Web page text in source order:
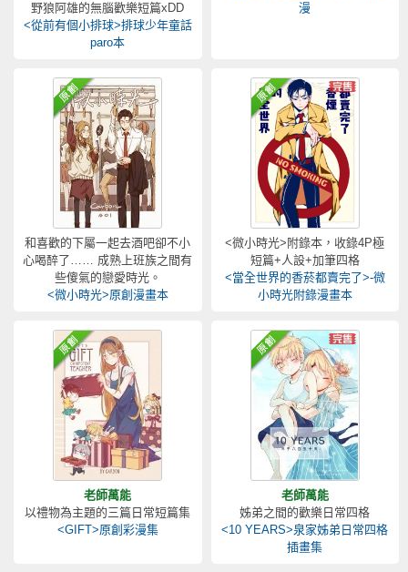
野狼阿雄的無腦歡樂短篇xDD
<從前有個小排球>排球少年童話
paro本
漫
和喜歡的下屬一起去酒吧卻不小
心喝醉了…… 成熟上班族之間有
些傻氣的戀愛時光。
<微小時光>原創漫畫本
<微小時光>附錄本，收錄4P極
短篇+人設+加筆四格
<當全世界的香菸都賣完了>-微
小時光附錄漫畫本
老師萬能
以禮物為主題的三篇日常短篇集
<GIFT>原創彩漫集
老師萬能
姊弟之間的歡樂日常四格
<10 YEARS>泉家姊弟日常四格
插畫集